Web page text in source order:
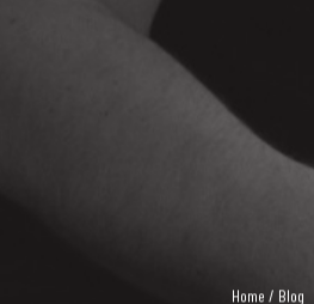
Home / Blog